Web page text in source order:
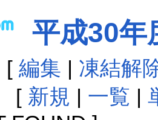
平成30年
編集 | 凍結解
[ 新規 | 一覧 |